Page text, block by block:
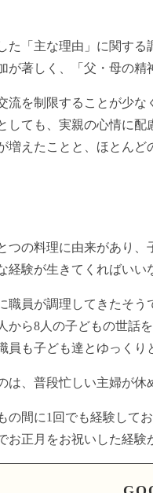
「主な理由」に関する
著しく、「父・母の精
を制限することが少な
ても、実親の心情に配
えたことと、ほとん
の料理に由来があり
験が生きてくればいい
員が調理してきたそう
ら8人の子どもの世話
員も子ども達とゆっく
、普段忙しい主婦が休
間に1回でも経験して
正月をお祝いした経験